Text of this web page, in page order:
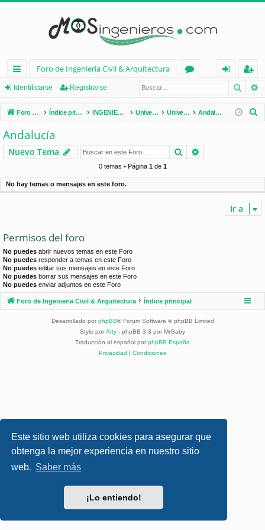
Este sitio web utiliza cookies para asegurar que
obtenga la mejor experiencia en nuestro sitio
web. Saber más
¡Lo entiendo!
nl
ac
es
rá
pi
d
Foro de Ingenieria Civil & Arquitectura
os
nt
ifi
e
eg
ist
ra
Identificarse Registrarse
Foro de Ingenieria Civil & Arquitectura Índice principal INGENIERÍA CIVIL (España) Universidades de España Universidades por Comunidades Andalucía
r
Andalucía
Nuevo Tema Buscar
0 temas • Página 1de 1
No hay temas o mensajes en este foro.
Ir a
Permisos del foro
No puedes abrir nuevos temas en este Foro
No puedes responder a temas en este Foro
No puedes editar sus mensajes en este Foro
No puedes borrar sus mensajes en este Foro
No puedes enviar adjuntos en este Foro
Foro de Ingenieria Civil & Arquitectura Índice principal
Desarrollado por phpBB® Forum Software © phpBB Limited
Style por Arty - phpBB 3.3 por MrGaby
Traducción al español por phpBB España
Privacidad | Condiciones